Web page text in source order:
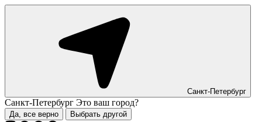
Санкт-Петербург
Санкт-Петербург Это ваш город?
Да, все верно Выбрать другой